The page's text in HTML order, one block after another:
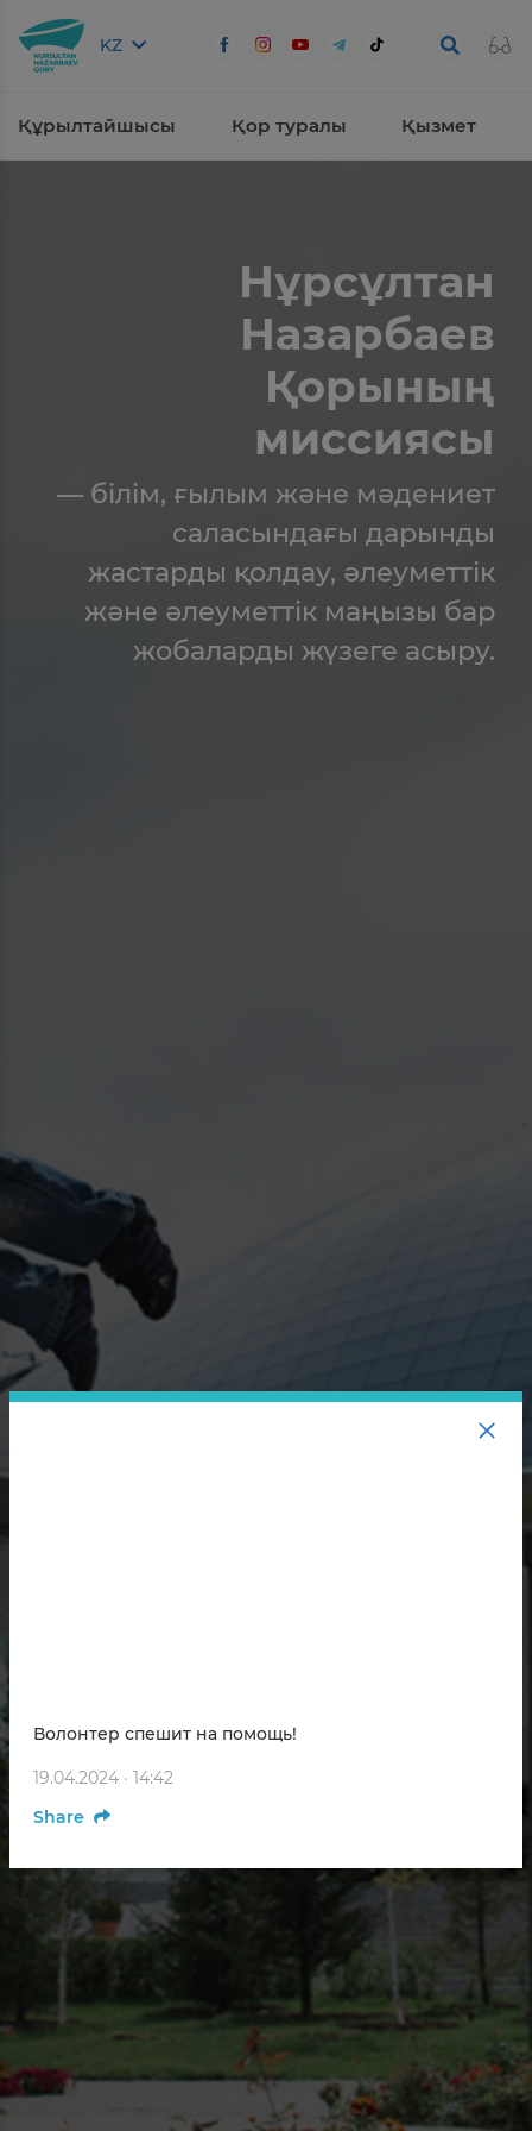
KZ
Құрылтайшысы Қор туралы Қызмет
Нұрсұлтан
Назарбаев
Қорының
миссиясы
— білім, ғылым және мәдениет
саласындағы дарынды
жастарды қолдау, әлеуметтік
және әлеуметтік маңызы бар
жобаларды жүзеге асыру.
Волонтер спешит на помощь!
19.04.2024 · 14:42
Share